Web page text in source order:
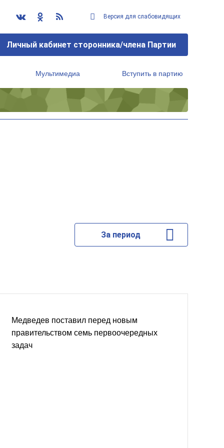
Версия для слабовидящих
Личный кабинет сторонника/члена Партии
Мультимедиа Вступить в партию
За период
Медведев поставил перед новым
правительством семь первоочередных
задач